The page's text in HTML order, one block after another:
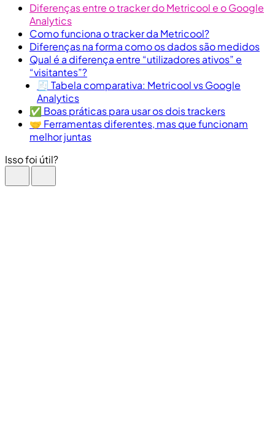
Diferenças entre o tracker do Metricool e o Google
Analytics
Como funciona o tracker da Metricool?
Diferenças na forma como os dados são medidos
Qual é a diferença entre “utilizadores ativos” e
“visitantes”?
🧾 Tabela comparativa: Metricool vs Google
Analytics
✅ Boas práticas para usar os dois trackers
🤝 Ferramentas diferentes, mas que funcionam
melhor juntas
Isso foi útil?